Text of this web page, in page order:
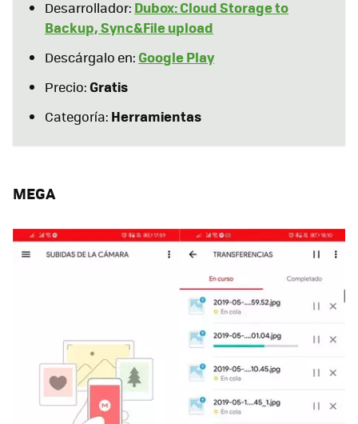
Desarrollador: Dubox: Cloud Storage to
Backup, Sync&File upload
Descárgalo en: Google Play
Precio:Gratis
Categoría: Herramientas
MEGA